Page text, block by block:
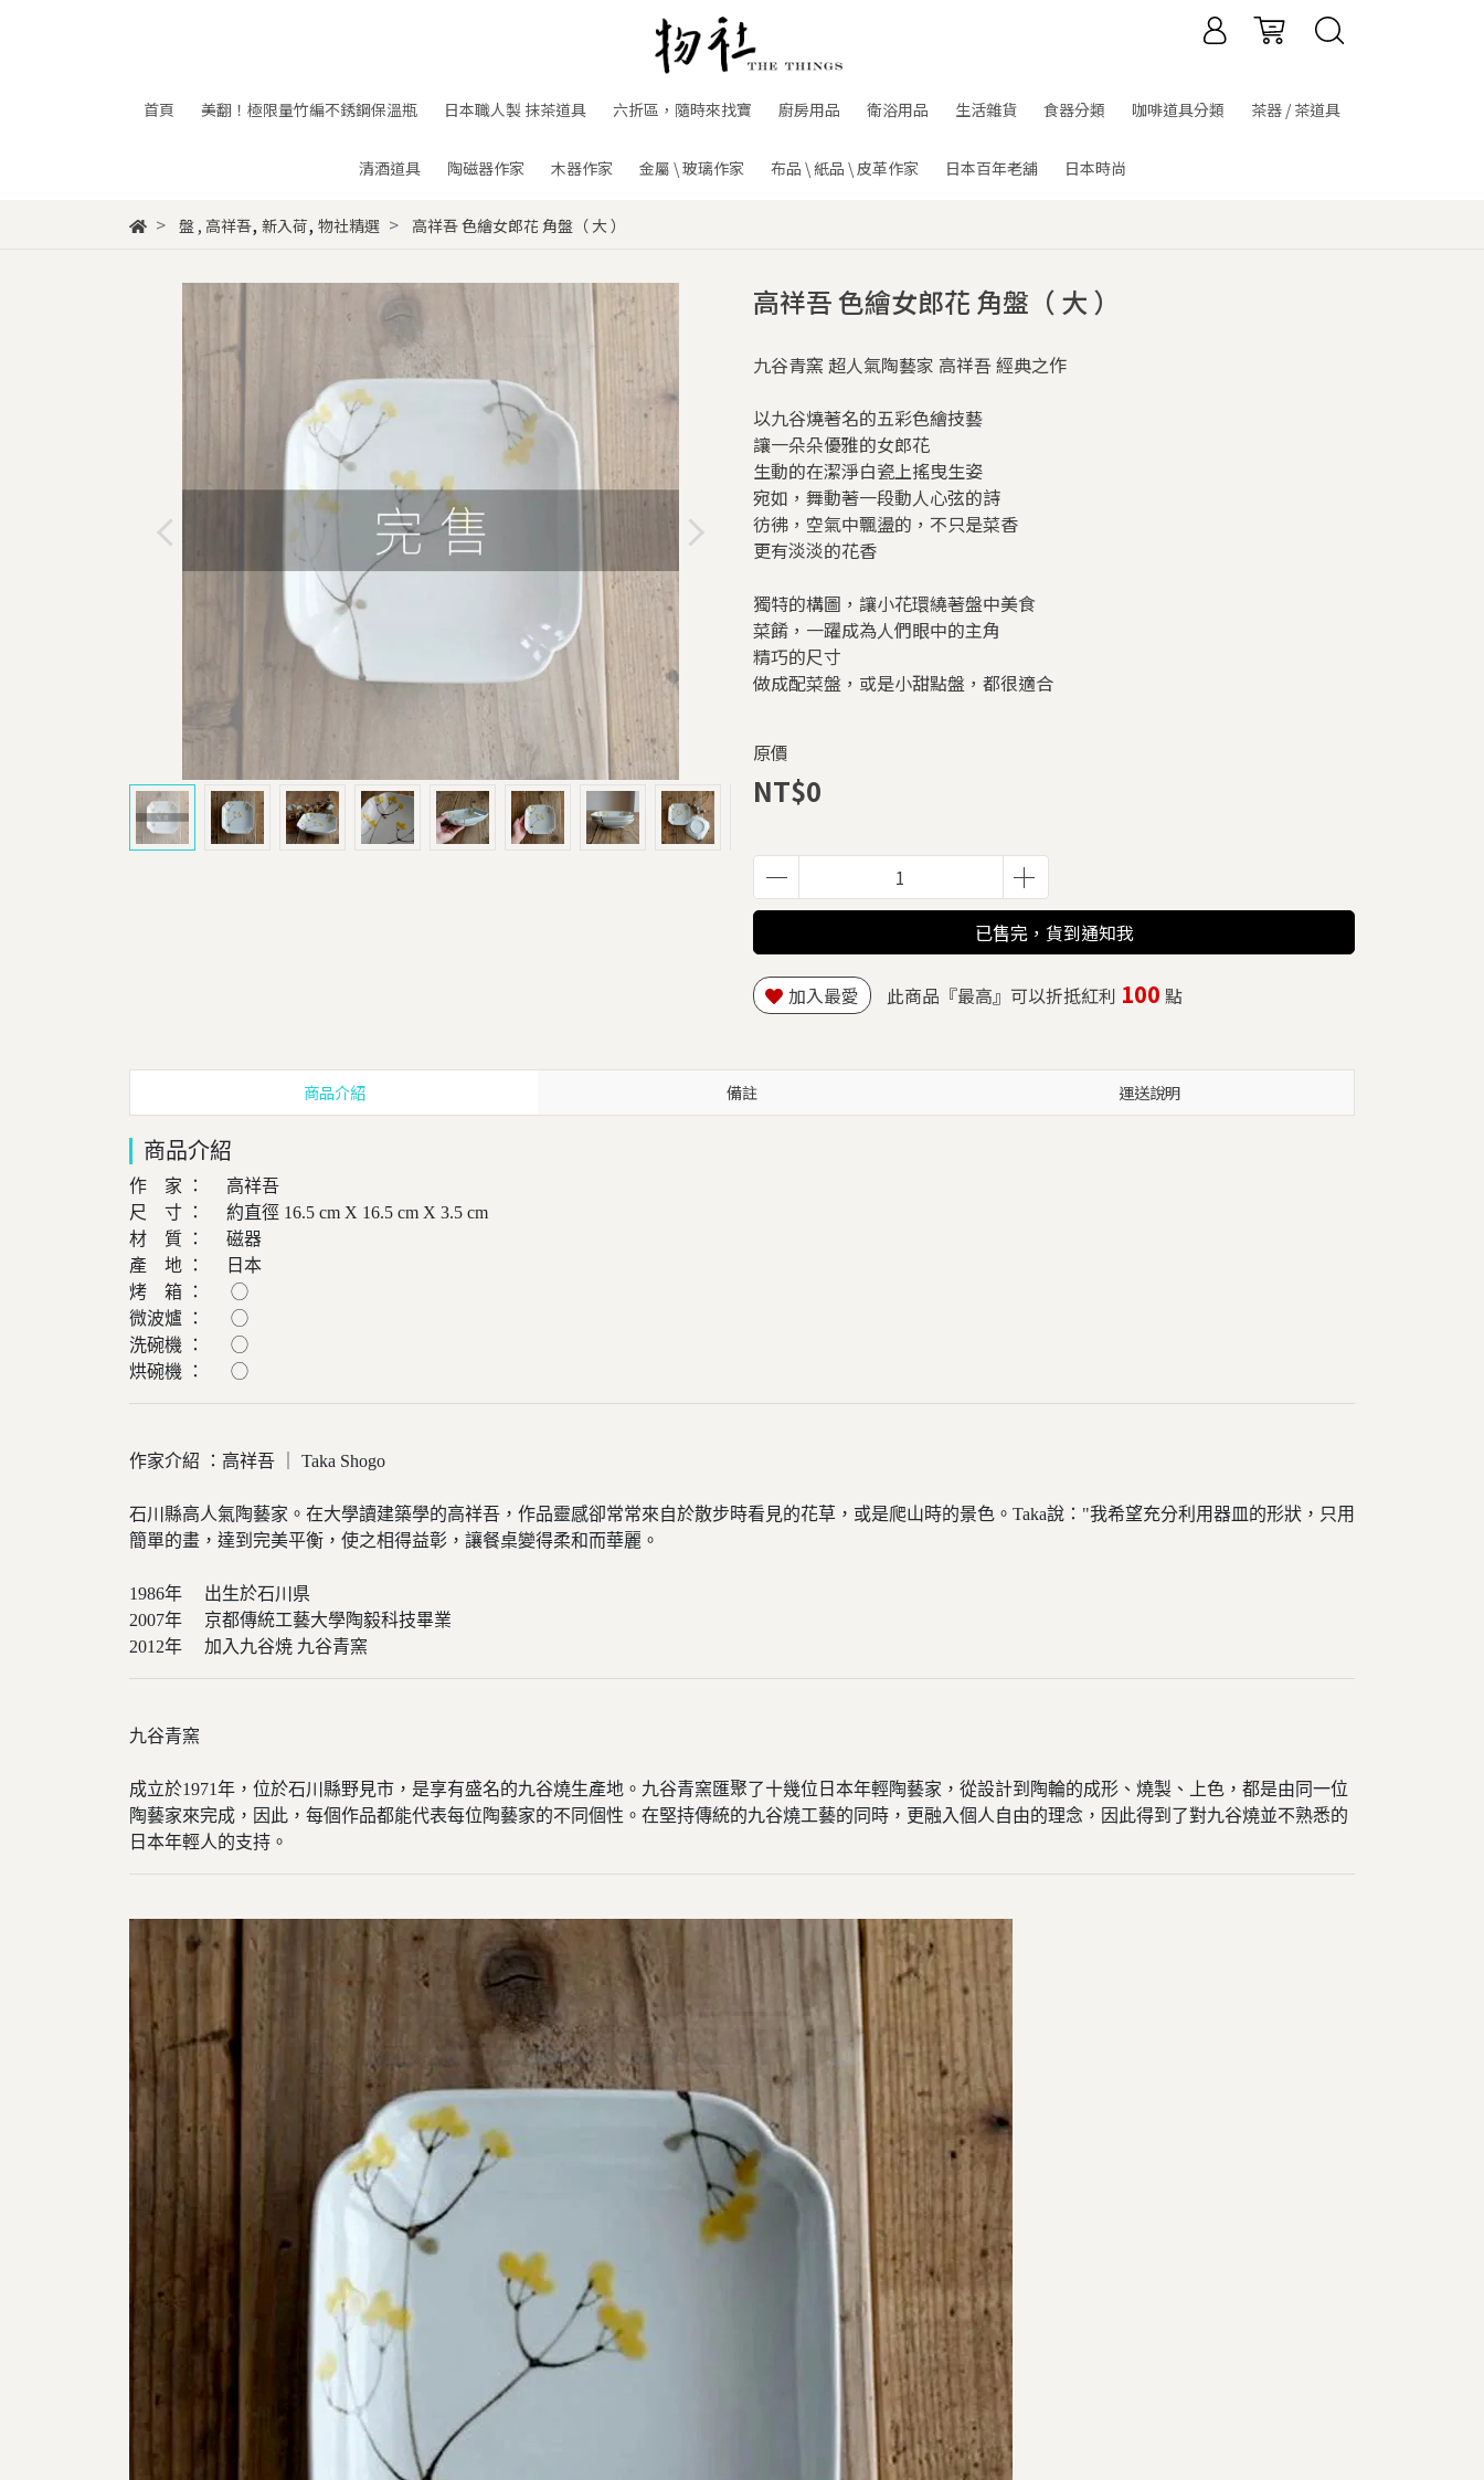
首頁 美翻！極限量竹編不銹鋼保溫瓶 日本職人製 抹茶道具 六折區，隨時來找寶 廚房用品 衛浴用品 生活雜貨 食器分類 咖啡道具分類 茶器 / 茶道具
清酒道具 陶磁器作家 木器作家 金屬 \ 玻璃作家 布品 \ 紙品 \ 皮革作家 日本百年老舖 日本時尚
盤, 高祥吾, 新入荷, 物社精選 高祥吾 色繪女郎花 角盤（ 大 ）
高祥吾 色繪女郎花 角盤（ 大 ）
九谷青窯 超人氣陶藝家 高祥吾 經典之作
以九谷燒著名的五彩色繪技藝
讓一朵朵優雅的女郎花
生動的在潔淨白瓷上搖曳生姿
宛如，舞動著一段動人心弦的詩
彷彿，空氣中飄盪的，不只是菜香
更有淡淡的花香
獨特的構圖，讓小花環繞著盤中美食
菜餚，一躍成為人們眼中的主角
精巧的尺寸
做成配菜盤，或是小甜點盤，都很適合
原價
NT$0
已售完，貨到通知我
加入最愛 此商品『最高』可以折抵紅利 100 點
商品介紹 備註 運送說明
商品介紹
作 家 ： 高祥吾
尺 寸 ： 約直徑 16.5 cm X 16.5 cm X 3.5 cm
材 質 ： 磁器
產 地 ： 日本
烤 箱 ： ◯
微波爐 ： ◯
洗碗機 ： ◯
烘碗機 ： ◯
作家介紹 ：高祥吾 ｜ Taka Shogo
石川縣高人氣陶藝家。在大學讀建築學的高祥吾，作品靈感卻常常來自於散步時看見的花草，或是爬山時的景色。Taka說："我希望充分利用器皿的形狀，只用
簡單的畫，達到完美平衡，使之相得益彰，讓餐桌變得柔和而華麗。
1986年 出生於石川県
2007年 京都傳統工藝大學陶毅科技畢業
2012年 加入九谷焼 九谷青窯
九谷青窯
成立於1971年，位於石川縣野見市，是享有盛名的九谷燒生產地。九谷青窯匯聚了十幾位日本年輕陶藝家，從設計到陶輪的成形、燒製、上色，都是由同一位
陶藝家來完成，因此，每個作品都能代表每位陶藝家的不同個性。在堅持傳統的九谷燒工藝的同時，更融入個人自由的理念，因此得到了對九谷燒並不熟悉的
日本年輕人的支持。